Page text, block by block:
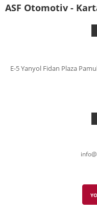
ASF Otomotiv -
E-5 Yanyol Fidan Plaza